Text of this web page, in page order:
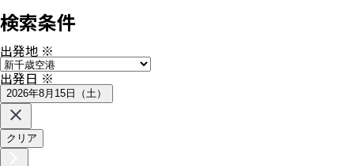
検索条件
出発地 ※
出発日※
2026年8月15日（土）
クリア